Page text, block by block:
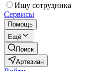
Ищу сотрудника
Сервисы
Помощь
Ещё
Поиск
Артезиан